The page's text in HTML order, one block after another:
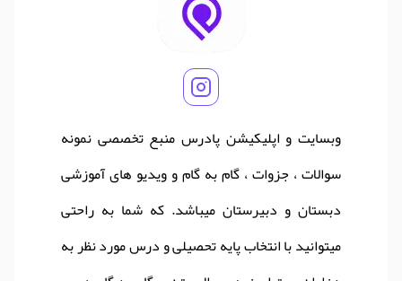
وبسایت و اپلیکیشن پادرس منبع تخصصی نمونه
سوالات ، جزوات ، گام به گام و ویدیو های آموزشی
دبستان و دبیرستان میباشد. که شما به راحتی
میتوانید با انتخاب پایه تحصیلی و درس مورد نظر به